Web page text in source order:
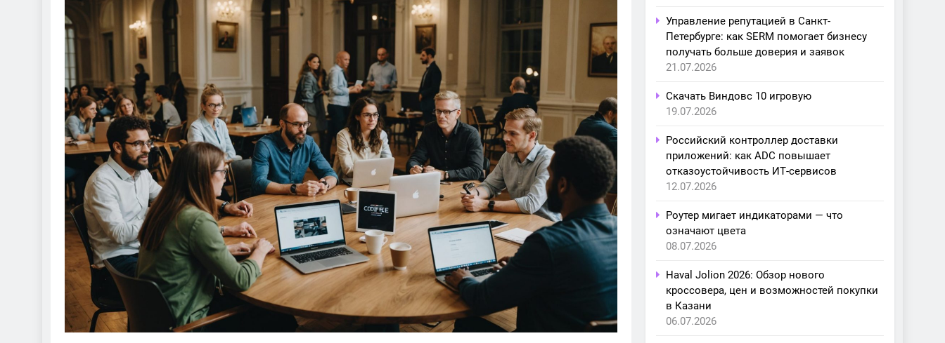
Управление репутацией в Санкт-
Петербурге: как SERM помогает бизнесу
получать больше доверия и заявок
21.07.2026
Скачать Виндовс 10 игровую
19.07.2026
Российский контроллер доставки
приложений: как ADC повышает
отказоустойчивость ИТ-сервисов
12.07.2026
Роутер мигает индикаторами — что
означают цвета
08.07.2026
Haval Jolion 2026: Обзор нового
кроссовера, цен и возможностей покупки
в Казани
06.07.2026